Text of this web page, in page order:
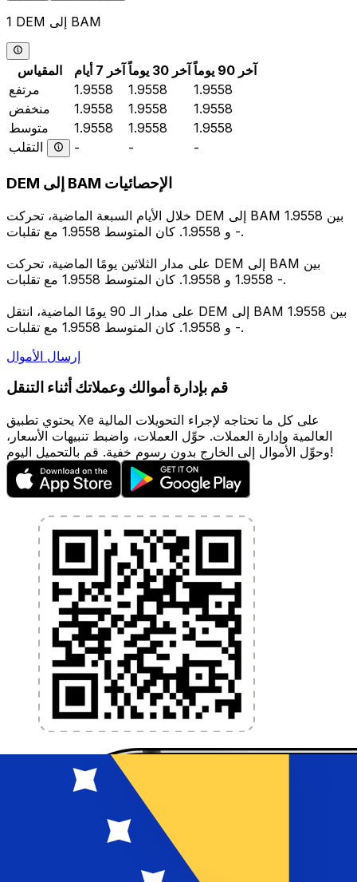
1 DEM إلى BAM
المقياس آخر 7 أيام آخر 30 يوماً
آخر 90 يوماً
مرتفع
1.9558 1.9558
1.9558
منخفض
1.9558 1.9558
1.9558
متوسط
1.9558 1.9558
1.9558
التقلب
- - -
DEM إلى BAM الإحصائيات
خلال الأيام السبعة الماضية، تحركت DEM إلى BAM بين 1.9558
و 1.9558. كان المتوسط 1.9558 مع تقلبات -.
على مدار الثلاثين يومًا الماضية، تحركت DEM إلى BAM بين
1.9558 و 1.9558. كان المتوسط 1.9558 مع تقلبات -.
على مدار الـ 90 يومًا الماضية، انتقل DEM إلى BAM بين 1.9558
و 1.9558. كان المتوسط 1.9558 مع تقلبات -.
إرسال الأموال
قم بإدارة أموالك وعملاتك أثناء التنقل
يحتوي تطبيق Xe على كل ما تحتاجه لإجراء التحويلات المالية
العالمية وإدارة العملات. حوِّل العملات، واضبط تنبيهات الأسعار،
وحوِّل الأموال إلى الخارج بدون رسوم خفية. قم بالتحميل اليوم!